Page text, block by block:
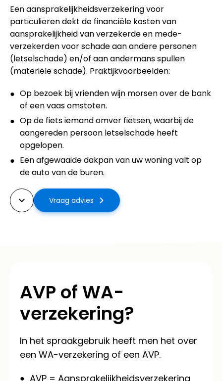
Een aansprakelijkheidsverzekering voor
particulieren dekt de financiële kosten van
aansprakelijkheid van verzekerde en mede-
verzekerden voor schade aan andere personen
(letselschade) en/of aan andermans spullen
(materiële schade). Praktijkvoorbeelden:
Op bezoek bij vrienden wijn morsen over de bank
of een vaas omstoten.
Op de fiets iemand omver fietsen, waarbij de
aangereden persoon letselschade heeft
opgelopen.
Een afgewaaide dakpan van uw woning valt op
de auto van de buren.
Vraag advies
AVP of WA-
verzekering?
In het spraakgebruik heeft men het over
een WA-verzekering of een AVP.
AVP = Aansprakelijkheidsverzekering